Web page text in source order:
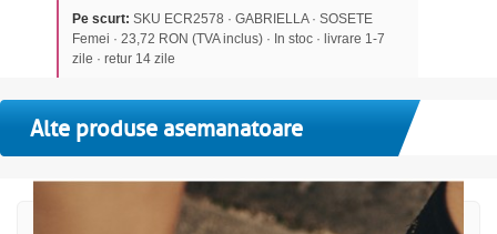
Pe scurt: SKU ECR2578 · GABRIELLA · SOSETE
Femei · 23,72 RON (TVA inclus) · In stoc · livrare 1-7
zile · retur 14 zile
Alte produse asemanatoare